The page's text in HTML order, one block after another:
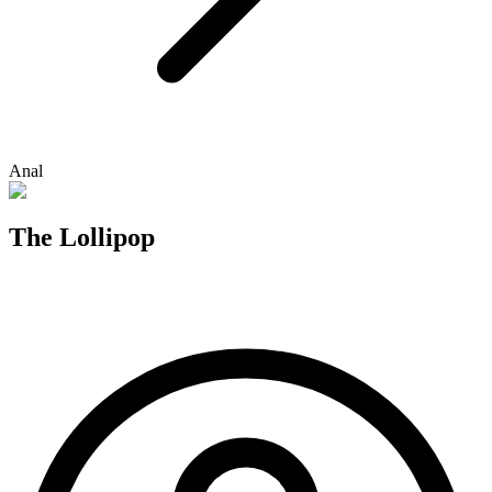
Anal
The Lollipop